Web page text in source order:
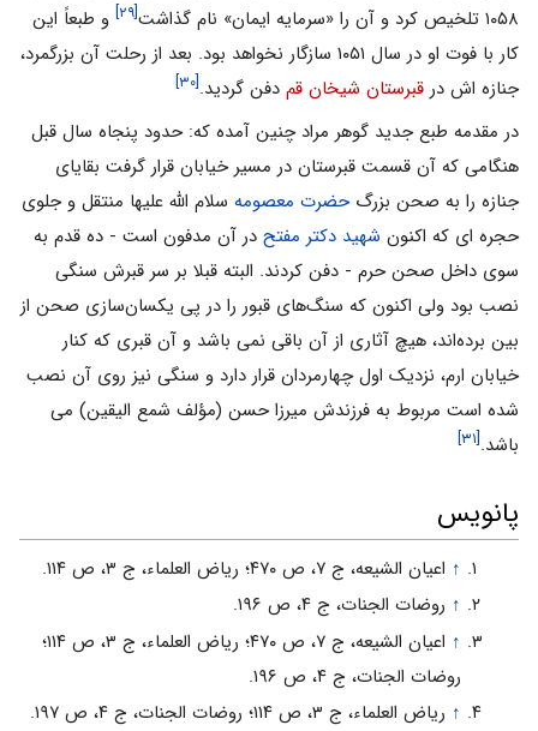
۱۰۵۸ تلخیص کرد و آن را «سرمایه ایمان» نام گذاشت
[۲۹]
و طبعاً این
کار با فوت او در سال ۱۰۵۱ سازگار نخواهد بود. بعد از رحلت آن بزرگمرد،
جنازه اش در قبرستان شیخان قم دفن گردید.[۳۰]
در مقدمه طبع جدید گوهر مراد چنین آمده که: حدود پنجاه سال قبل
هنگامى که آن قسمت قبرستان در مسیر خیابان قرار گرفت بقایاى
جنازه را به صحن بزرگحضرت معصومه سلام الله علیها منتقل و جلوى
حجره اى که اکنون شهید دکتر مفتح در آن مدفون است - ده قدم به
سوى داخل صحن حرم - دفن کردند. البته قبلا بر سر قبرش سنگى
نصب بود ولى اکنون که سنگ‌هاى قبور را در پى یکسان‌سازى صحن از
بین برده‌اند، هیچ آثارى از آن باقى نمى باشد و آن قبرى که کنار
خیابان ارم، نزدیک اول چهارمردان قرار دارد و سنگى نیز روى آن نصب
شده است مربوط به فرزندش میرزا حسن (مؤلف شمع الیقین) مى
باشد.[۳۱]
پانویس
↑ اعیان الشیعه، ج ۷، ص ۴۷۰؛ ریاض العلماء، ج ۳، ص ۱۱۴.
↑ روضات الجنات، ج ۴، ص ۱۹۶.
↑
اعیان الشیعه، ج ۷، ص ۴۷۰؛ ریاض العلماء، ج ۳، ص ۱۱۴؛
روضات الجنات، ج ۴، ص ۱۹۶.
↑ ریاض العلماء، ج ۳، ص ۱۱۴؛ روضات الجنات، ج ۴، ص ۱۹۷.